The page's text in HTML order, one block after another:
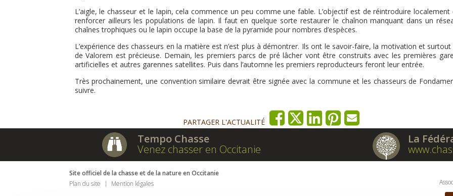
L’aigle, le chasseur et le lapin, cela commence un peu comme une fable. L’objectif est de réintroduire localement
renforcer ailleurs les populations de lapin. Il faut en quelque sorte restaurer le chaînon manquant dans un
chaînes trophiques ou le lapin occupe la base de la pyramide pour nombres d’espèces.
L’expérience des chasseurs en la matière est n’est plus à démontrer. Ils ont le savoir-faire, la motivation et surtout
de Valorem est précieuse. Demain, les premiers parcs de pré lâcher vont être construits avec les premières
artificielles et autres garennes satellites. Puis dans l’automne les premiers reproducteurs feront leur entrée.
Très prochainement, une convention similaire devrait être signée avec la commune et les chasseurs de
suivre.
PARTAGER L'ACTUALITÉ
Tempo Chasse
Venez chasser en Occitanie
La
Site officiel de la chasse et de la nature en Occitanie
Plan du site
Mention légales